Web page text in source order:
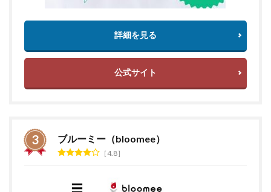
詳細を見る
公式サイト
ブルーミー（bloomee）
4.8